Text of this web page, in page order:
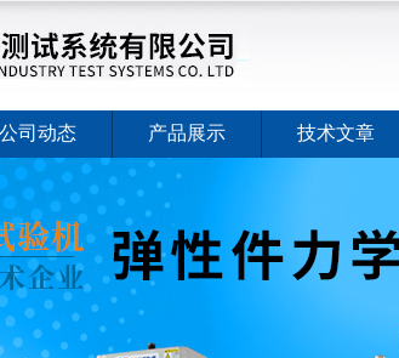
公司动态 产品展示 技术文章